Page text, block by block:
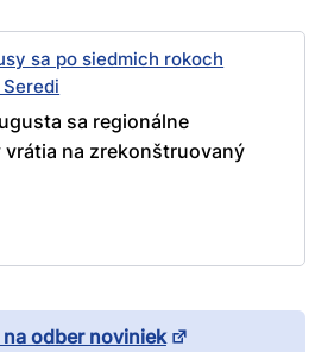
sa po siedmich rokoch
sa regionálne
na zrekonštruovaný
na odber noviniek